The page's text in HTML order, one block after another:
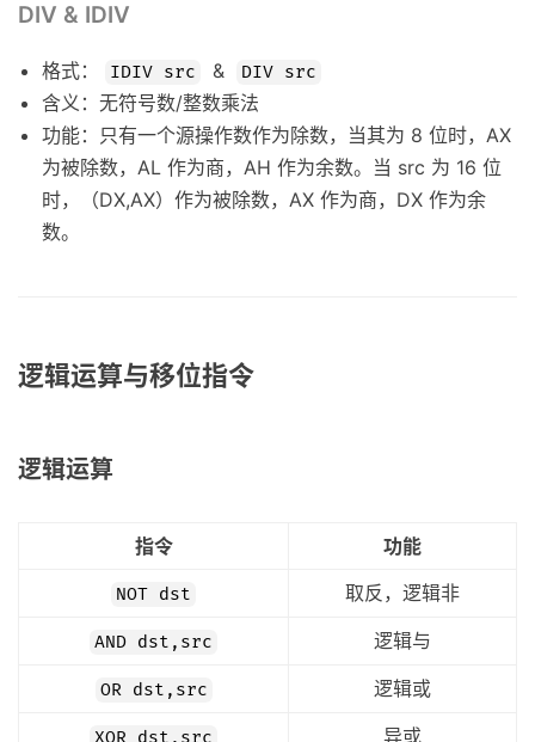
DIV & IDIV
格式： IDIV src & DIV src
含义：无符号数/整数乘法
功能：只有一个源操作数作为除数，当其为 8 位时，AX
为被除数，AL 作为商，AH 作为余数。当 src 为 16 位
时，（DX,AX）作为被除数，AX 作为商，DX 作为余
数。
逻辑运算与移位指令
逻辑运算
指令 功能
NOT dst 取反，逻辑非
AND dst,src 逻辑与
OR dst,src 逻辑或
XOR dst,src 异或